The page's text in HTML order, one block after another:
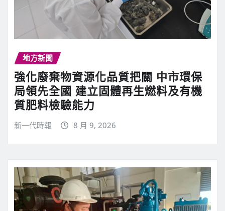
地方新聞
強化廢棄物資源化品質把關 中市環保
局領先全國 建立固體再生燃料及有機
質肥料檢驗能力
新一代時報 8 月 9, 2026